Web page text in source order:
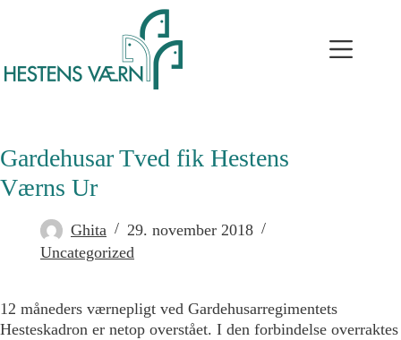
Gardehusar Tved fik Hestens
Værns Ur
Ghita
29. november 2018
Uncategorized
12 måneders værnepligt ved Gardehusarregimentets
Hesteskadron er netop overstået. I den forbindelse overraktes